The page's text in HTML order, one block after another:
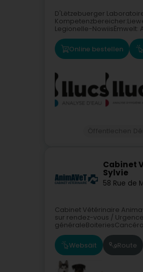
D'Lëtzebuerger
Legionelle-NowiisËmwelt:
Online bestellen
Cabinet
Sylvie
58 Rue de
Cabinet Vétérinaire
sur rendez-vous /
Websäit Route